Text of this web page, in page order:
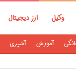
وکیل ارز دیجیتال
آموزش آشپزی